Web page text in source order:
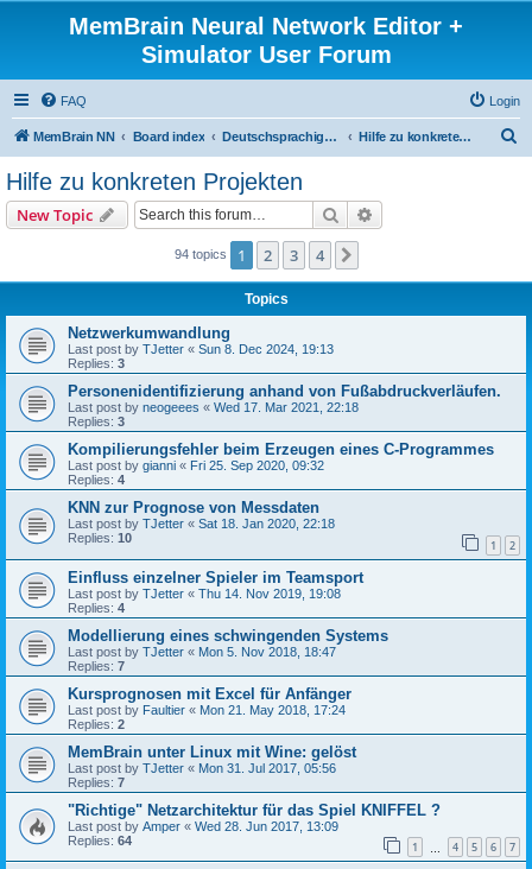
MemBrain Neural Network Editor +
Simulator User Forum
FAQ Login
MemBrain NN Board index Deutschsprachige Foren - forums in German Hilfe zu konkreten Projekten
Hilfe zu konkreten Projekten
New Topic Search
94 topics 1 2 3 4
Topics
Netzwerkumwandlung
Last post by TJetter « Sun 8. Dec 2024, 19:13
Replies: 3
Personenidentifizierung anhand von Fußabdruckverläufen.
Last post by neogeees « Wed 17. Mar 2021, 22:18
Replies: 3
Kompilierungsfehler beim Erzeugen eines C-Programmes
Last post by gianni « Fri 25. Sep 2020, 09:32
Replies: 4
KNN zur Prognose von Messdaten
Last post by TJetter « Sat 18. Jan 2020, 22:18
Replies: 10 1 2
Einfluss einzelner Spieler im Teamsport
Last post by TJetter « Thu 14. Nov 2019, 19:08
Replies: 4
Modellierung eines schwingenden Systems
Last post by TJetter « Mon 5. Nov 2018, 18:47
Replies: 7
Kursprognosen mit Excel für Anfänger
Last post by Faultier « Mon 21. May 2018, 17:24
Replies: 2
MemBrain unter Linux mit Wine: gelöst
Last post by TJetter « Mon 31. Jul 2017, 05:56
Replies: 7
"Richtige" Netzarchitektur für das Spiel KNIFFEL ?
Last post by Amper « Wed 28. Jun 2017, 13:09
Replies: 64 1 4 5 6 7